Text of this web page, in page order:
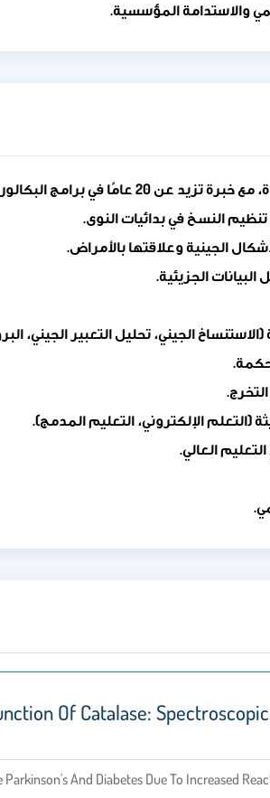
والاستدامة المؤسسية.
والدراسات العليا.
تنظيم النسخ في بدائيات النوى.
الجينية وعلاقتها بالأمراض.
الجزيئية.
الجيني، تحليل التعبير الجيني،
(التعلم الإلكتروني، التعليم المدمج).
العالي.
Of Catalase:
And Diabetes Due To Increased